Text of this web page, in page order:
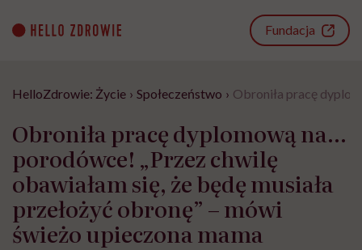
content
Fundacja
HelloZdrowie: Życie › Społeczeństwo › Obroniła pracę
Obroniła pracę dyplomową na…
porodówce! „Przez chwilę
obawiałam się, że będę musiała
przełożyć obronę” – mówi
świeżo upieczona mama